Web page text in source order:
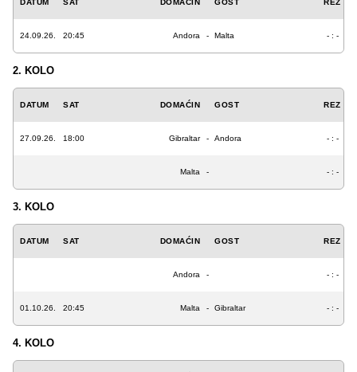
DATUM SAT DOMAĆIN GOST REZ
24.09.26. 20:45 Andora - Malta - : -
2. KOLO
DATUM SAT DOMAĆIN GOST REZ
27.09.26. 18:00 Gibraltar - Andora - : -
Malta - - : -
3. KOLO
DATUM SAT DOMAĆIN GOST REZ
Andora - - : -
01.10.26. 20:45 Malta - Gibraltar - : -
4. KOLO